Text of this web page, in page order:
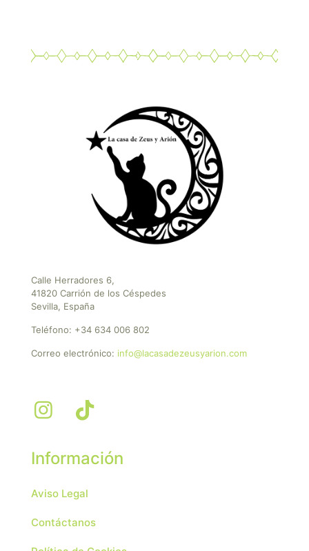
Calle Herradores 6,
41820 Carrión de los Céspedes
Sevilla, España
Teléfono: +34 634 006 802
Correo electrónico: info@lacasadezeusyarion.com
Información
Aviso Legal
Contáctanos